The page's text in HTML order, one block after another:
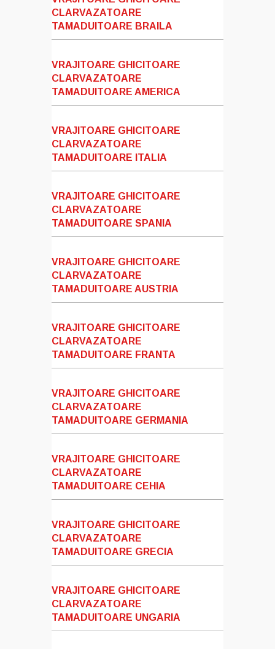
CLARVAZATOARE
TAMADUITOARE BRAILA
VRAJITOARE GHICITOARE
CLARVAZATOARE
TAMADUITOARE AMERICA
VRAJITOARE GHICITOARE
CLARVAZATOARE
TAMADUITOARE ITALIA
VRAJITOARE GHICITOARE
CLARVAZATOARE
TAMADUITOARE SPANIA
VRAJITOARE GHICITOARE
CLARVAZATOARE
TAMADUITOARE AUSTRIA
VRAJITOARE GHICITOARE
CLARVAZATOARE
TAMADUITOARE FRANTA
VRAJITOARE GHICITOARE
CLARVAZATOARE
TAMADUITOARE GERMANIA
VRAJITOARE GHICITOARE
CLARVAZATOARE
TAMADUITOARE CEHIA
VRAJITOARE GHICITOARE
CLARVAZATOARE
TAMADUITOARE GRECIA
VRAJITOARE GHICITOARE
CLARVAZATOARE
TAMADUITOARE UNGARIA